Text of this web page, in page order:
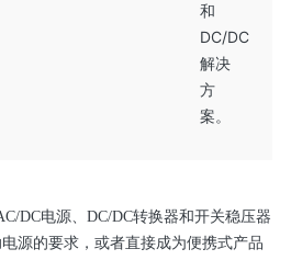
和
DC/DC
解决
方
案。
DC电源、DC/DC转换器和开关稳压器
源的要求，或者直接成为便携式产品